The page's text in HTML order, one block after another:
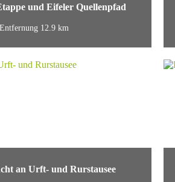
und Eifeler Quellenpfad
Entfernung 12.9 km
an Urft- und Rurstausee